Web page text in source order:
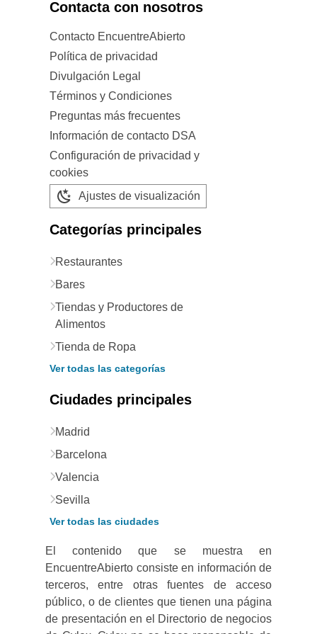
Contacta con nosotros
Contacto EncuentreAbierto
Política de privacidad
Divulgación Legal
Términos y Condiciones
Preguntas más frecuentes
Información de contacto DSA
Configuración de privacidad y
cookies
Ajustes de visualización
Categorías principales
Restaurantes
Bares
Tiendas y Productores de
Alimentos
Tienda de Ropa
Ver todas las categorías
Ciudades principales
Madrid
Barcelona
Valencia
Sevilla
Ver todas las ciudades
El contenido que se muestra en
EncuentreAbierto consiste en información de
terceros, entre otras fuentes de acceso
público, o de clientes que tienen una página
de presentación en el Directorio de negocios